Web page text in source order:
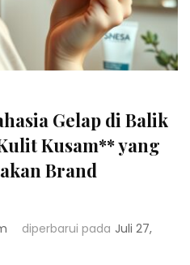
Gelap di Balik
Kusam** yang
Brand
diperbarui pada Juli 27,